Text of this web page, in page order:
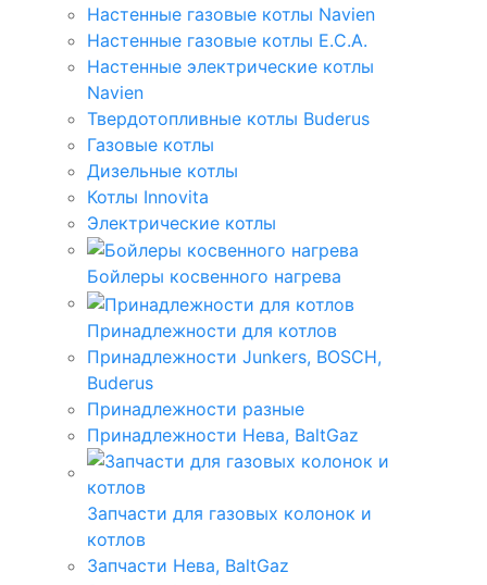
Настенные газовые котлы Navien
Настенные газовые котлы E.C.A.
Настенные электрические котлы
Navien
Твердотопливные котлы Buderus
Газовые котлы
Дизельные котлы
Котлы Innovita
Электрические котлы
Бойлеры косвенного нагрева
Принадлежности для котлов
Принадлежности Junkers, BOSCH,
Buderus
Принадлежности разные
Принадлежности Нева, BaltGaz
Запчасти для газовых колонок и
котлов
Запчасти Нева, BaltGaz